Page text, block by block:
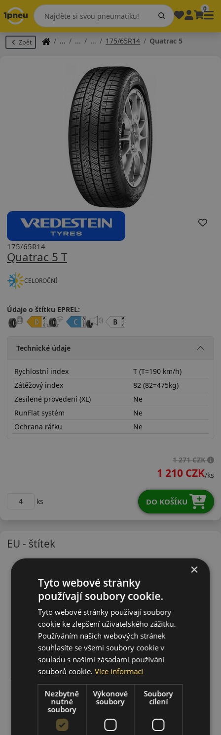
0
Zpět 175/65R14 Quatrac 5
Quatrac 5 T
175/65R14
CELOROČNÍ
Údaje o štítku EPREL:
Technické údaje
Rychlostní index
T (T=190 km/h)
Zátěžový index
82 (82=475kg)
Zesílené provedení (XL)
Ne
RunFlat systém
Ne
Ochrana ráfku
Ne
1 271 CZK
1 210 CZK/ks
ks DO KOŠÍKU
EU - štítek
×
Tyto webové stránky
používají soubory cookie.
Tyto webové stránky používají soubory
cookie ke zlepšení uživatelského zážitku.
Používáním našich webových stránek
souhlasíte se všemi soubory cookie v
souladu s našimi zásadami používání
souborů cookie.Více informací
Nezbytně
nutné
soubory
Výkonové
soubory
Soubory
cílení